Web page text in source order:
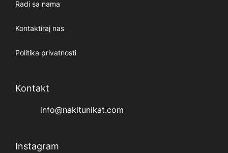
Radi sa nama
Kontaktiraj nas
Politika privatnosti
Kontakt
info@nakitunikat.com
Instagram